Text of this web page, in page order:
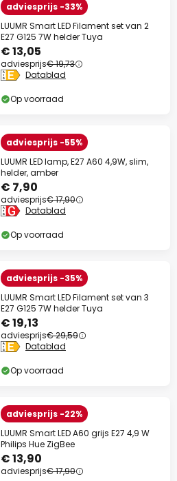
adviesprijs -33%
LUUMR Smart LED Filament set van 2
E27 G125 7W helder Tuya
€ 13,05
adviesprijs€ 19,73
Datablad
Op voorraad
adviesprijs -55%
LUUMR LED lamp, E27 A60 4,9W, slim,
helder, amber
€ 7,90
adviesprijs€ 17,90
Datablad
Op voorraad
adviesprijs -35%
LUUMR Smart LED Filament set van 3
E27 G125 7W helder Tuya
€ 19,13
adviesprijs€ 29,59
Datablad
Op voorraad
adviesprijs -22%
LUUMR Smart LED A60 grijs E27 4,9 W
Philips Hue ZigBee
€ 13,90
adviesprijs€ 17,90